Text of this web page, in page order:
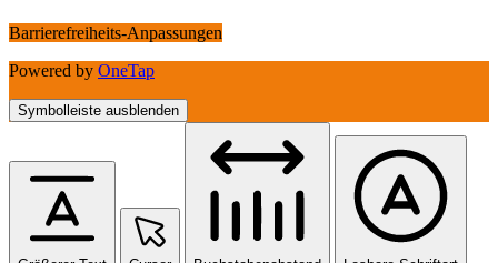
Barrierefreiheits-Anpassungen
Powered by OneTap
Symbolleiste ausblenden